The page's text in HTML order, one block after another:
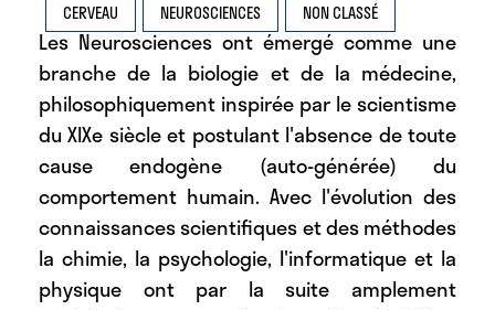
CERVEAU NEUROSCIENCES NON CLASSÉ
Les Neurosciencesont émergé comme une
branche de la biologie et de la médecine,
philosophiquement inspirée par le scientisme
du XIXe siècle et postulant l'absence de toute
cause endogène (auto-générée) du
comportement humain. Avec l'évolution des
connaissances scientifiques et des méthodes
la chimie, la psychologie, l'informatique et la
physique ont par la suite amplement